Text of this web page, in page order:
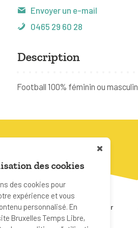
Envoyer un e-mail
0465 29 60 28
Description
Football 100% féminin ou masculin
Projet réalisé par
des cookies
des cookies pour
expérience et vous
personnalisé. En
Bruxelles Temps Libre,